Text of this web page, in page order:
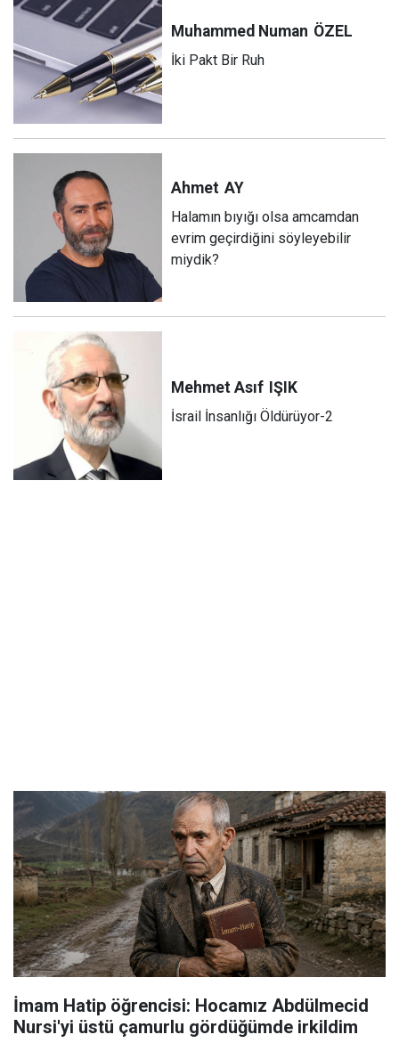
Muhammed Numan ÖZEL
İki Pakt Bir Ruh
Ahmet AY
Halamın bıyığı olsa amcamdan
evrim geçirdiğini söyleyebilir
miydik?
Mehmet Asıf IŞIK
İsrail İnsanlığı Öldürüyor-2
İmam Hatip öğrencisi: Hocamız Abdülmecid
Nursi'yi üstü çamurlu gördüğümde irkildim